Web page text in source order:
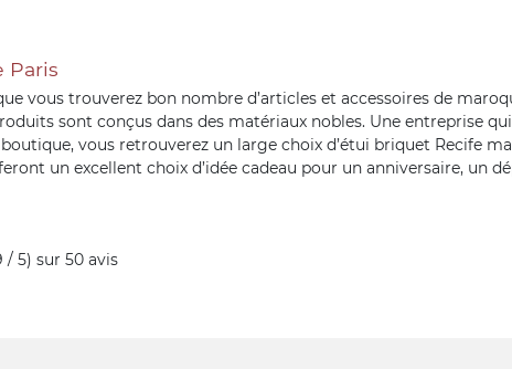
Paris
vous trouverez bon nombre d’articles et accessoires de
sont conçus dans des matériaux nobles. Une entreprise
vous retrouverez un large choix d’étui briquet Recife
un excellent choix d’idée cadeau pour un anniversaire, un
/ 5) sur 50 avis